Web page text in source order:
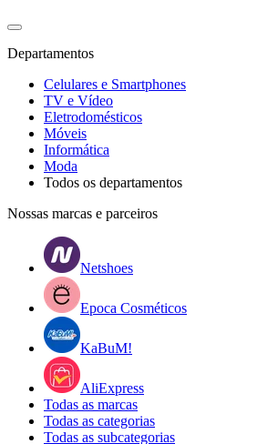
Departamentos
Celulares e Smartphones
TV e Vídeo
Eletrodomésticos
Móveis
Informática
Moda
Todos os departamentos
Nossas marcas e parceiros
Netshoes
Epoca Cosméticos
KaBuM!
AliExpress
Todas as marcas
Todas as categorias
Todas as subcategorias